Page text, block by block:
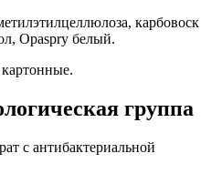
карбовоск
Opaspry белый.
группа
с антибактериальной